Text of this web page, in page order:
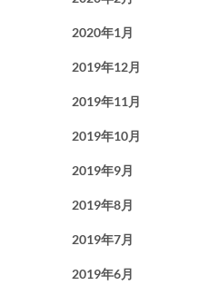
2020年1月
2019年12月
2019年11月
2019年10月
2019年9月
2019年8月
2019年7月
2019年6月